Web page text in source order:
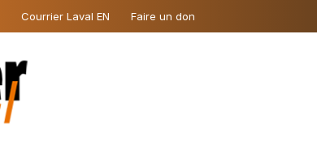
Courrier Laval EN Faire un don